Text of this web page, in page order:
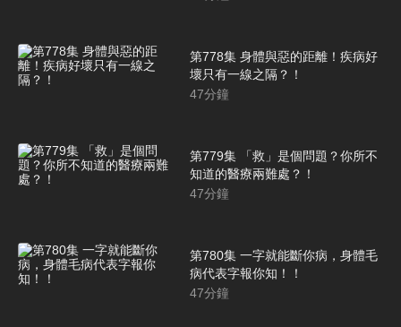
第778集 身體與惡的距離！疾病好
壞只有一線之隔？！
47分鐘
第779集 「救」是個問題？你所不
知道的醫療兩難處？！
47分鐘
第780集 一字就能斷你病，身體毛
病代表字報你知！！
47分鐘